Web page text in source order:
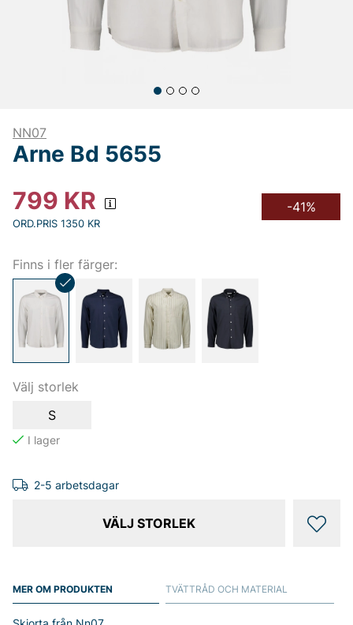
NN07
Arne Bd 5655
799 KR
ORD.PRIS 1350 KR
-41%
Finns i fler färger:
Välj storlek
S
2-5 arbetsdagar
VÄLJ STORLEK
MER OM PRODUKTEN TVÄTTRÅD OCH MATERIAL